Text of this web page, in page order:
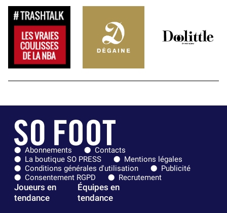
Abonnements
Contacts
La boutique SO PRESS
Mentions légales
Conditions générales d'utilisation
Publicité
Consentement RGPD
Recrutement
Joueurs en
tendance
Équipes en
tendance